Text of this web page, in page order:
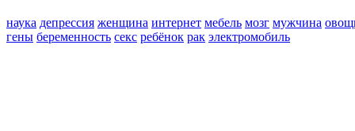
наука депрессия женщина интернет мебель мозг мужчина
гены беременность секс ребёнок рак электромобиль